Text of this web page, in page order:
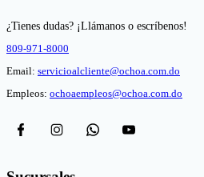
¿Tienes dudas? ¡Llámanos o escríbenos!
809-971-8000
Email: servicioalcliente@ochoa.com.do
Empleos: ochoaempleos@ochoa.com.do